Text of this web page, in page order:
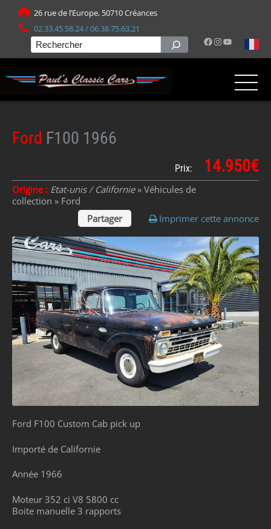
26 rue de l’Europe, 50710 Créances
02.33.45.58.24 / 06.38.75.63.21
Facebook
Instagram
YouTube
Rechercher
Ford F100 1966
Prix: 14.950€
Origine : Etat-unis / Californie» Véhicules de
collection » Ford
Partager
Imprimer cette annonce
Ford F100 Custom Cab pick up
Importé de Californie
Année 1966
Moteur 352 ci V8 5800 cc
Boite manuelle 3 rapports
Panneau de gestion des cookies